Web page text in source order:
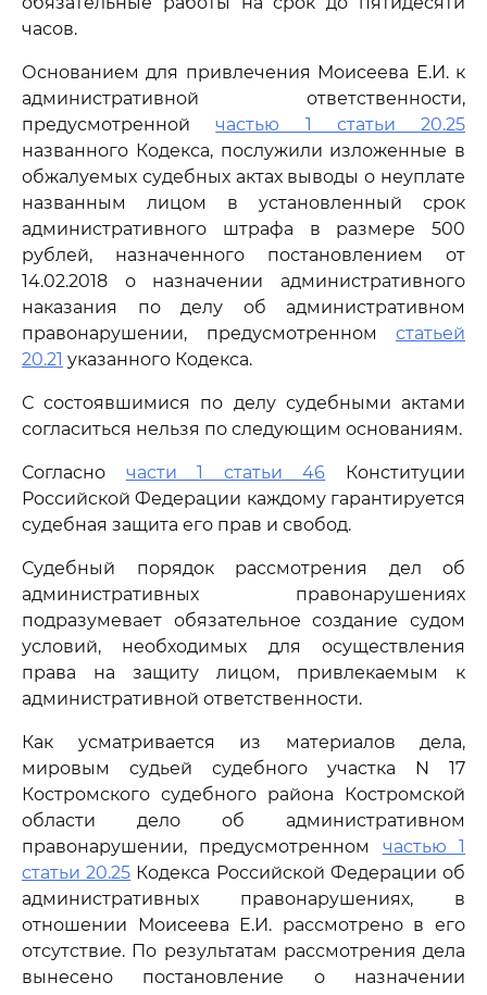
часов.
Основанием для привлечения Моисеева Е.И. к
административной ответственности,
предусмотреннойчастью 1 статьи 20.25
названного Кодекса, послужили изложенные в
обжалуемых судебных актах выводы о неуплате
названным лицом в установленный срок
административного штрафа в размере 500
рублей, назначенного постановлением от
14.02.2018 о назначении административного
наказания по делу об административном
правонарушении, предусмотренном статьей
20.21 указанного Кодекса.
С состоявшимися по делу судебными актами
согласиться нельзя по следующим основаниям.
Согласно части 1 статьи 46 Конституции
Российской Федерации каждому гарантируется
судебная защита его прав и свобод.
Судебный порядок рассмотрения дел об
административных правонарушениях
подразумевает обязательное создание судом
условий, необходимых для осуществления
права на защиту лицом, привлекаемым к
административной ответственности.
Как усматривается из материалов дела,
мировым судьей судебного участка N 17
Костромского судебного района Костромской
области дело об административном
правонарушении, предусмотренном частью 1
статьи 20.25 Кодекса Российской Федерации об
административных правонарушениях, в
отношении Моисеева Е.И. рассмотрено в его
отсутствие. По результатам рассмотрения дела
вынесено постановление о назначении